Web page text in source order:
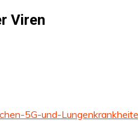
Viren
5G-und-